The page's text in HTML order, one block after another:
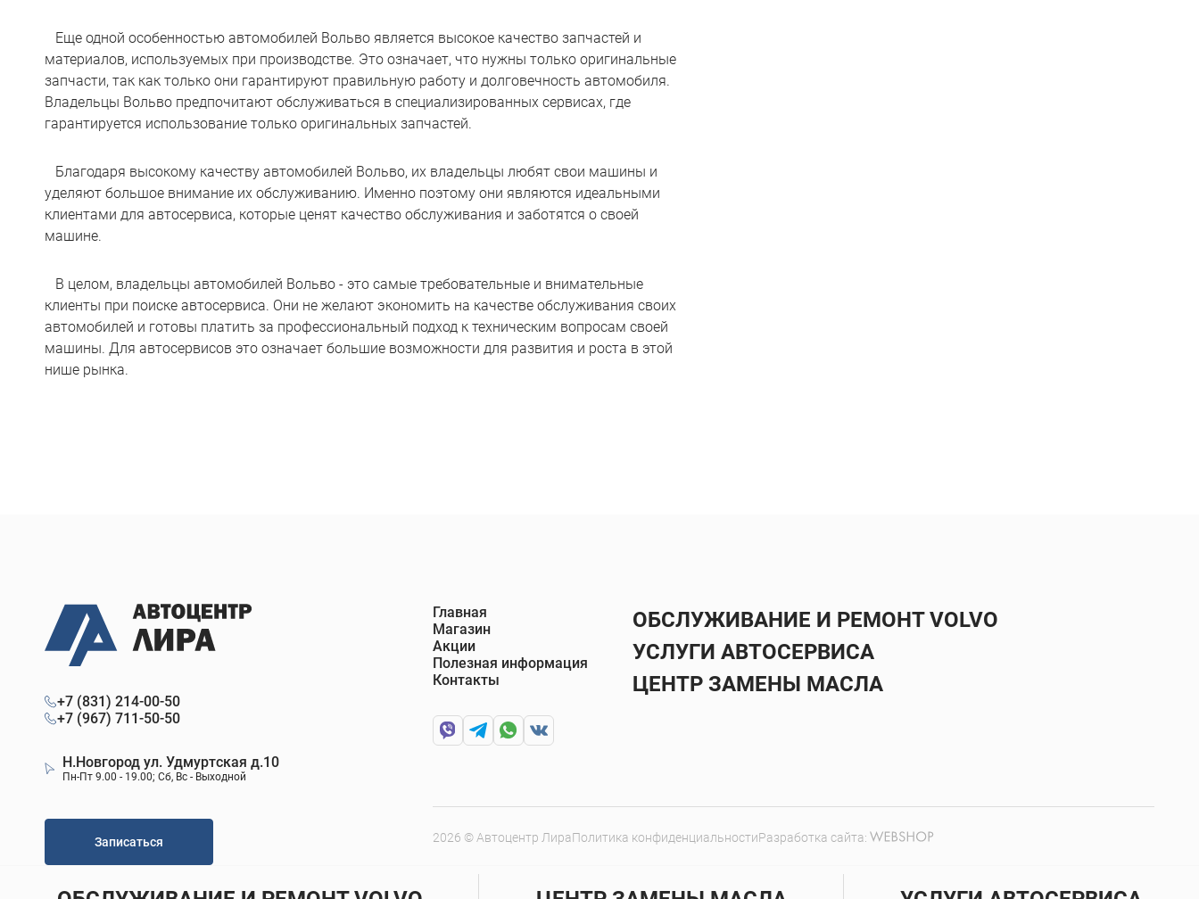
Еще одной особенностью автомобилей Вольво является высокое качество запчастей и
материалов, используемых при производстве. Это означает, что нужны только оригинальные
запчасти, так как только они гарантируют правильную работу и долговечность автомобиля.
Владельцы Вольво предпочитают обслуживаться в специализированных сервисах, где
гарантируется использование только оригинальных запчастей.
Благодаря высокому качеству автомобилей Вольво, их владельцы любят свои машины и
уделяют большое внимание их обслуживанию. Именно поэтому они являются идеальными
клиентами для автосервиса, которые ценят качество обслуживания и заботятся о своей
машине.
В целом, владельцы автомобилей Вольво - это самые требовательные и внимательные
клиенты при поиске автосервиса. Они не желают экономить на качестве обслуживания своих
автомобилей и готовы платить за профессиональный подход к техническим вопросам своей
машины. Для автосервисов это означает большие возможности для развития и роста в этой
нише рынка.
+7 (831) 214-00-50
+7 (967) 711-50-50
Н.Новгород ул. Удмуртская д.10
Пн-Пт 9.00 - 19.00; Сб, Вс - Выходной
Записаться
Главная
Магазин
Акции
Полезная информация
Контакты
ОБСЛУЖИВАНИЕ И РЕМОНТ VOLVO
УСЛУГИ АВТОСЕРВИСА
ЦЕНТР ЗАМЕНЫ МАСЛА
2026 © Автоцентр ЛираПолитика конфиденциальностиРазработка сайта: